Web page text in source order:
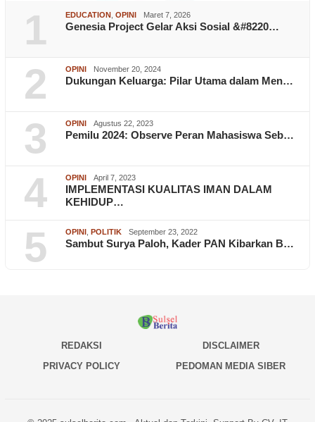
1 EDUCATION OPINI Maret 7, 2026
Genesia Project Gelar Aksi Sosial &#8220…
2 OPINI November 20, 2024
Dukungan Keluarga: Pilar Utama dalam Men…
3 OPINI Agustus 22, 2023
Pemilu 2024: Observe Peran Mahasiswa Seb…
4 OPINI April 7, 2023
IMPLEMENTASI KUALITAS IMAN DALAM
KEHIDUP…
5 OPINI POLITIK September 23, 2022
Sambut Surya Paloh, Kader PAN Kibarkan B…
REDAKSI
DISCLAIMER
PRIVACY POLICY
PEDOMAN MEDIA SIBER